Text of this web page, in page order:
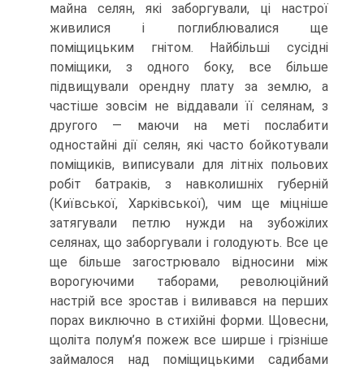
майна селян, які заборгували, ці настрої
живилися і поглиблювалися ще
поміщицьким гнітом. Найбільші сусідні
поміщики, з одного боку, все більше
підвищували орендну плату за землю, а
частіше зовсім не віддавали її селянам, з
другого — маючи на меті послабити
одностайні дії селян, які часто бойкотували
поміщиків, виписували для літніх польових
робіт бат­раків, з навколишніх губерній
(Київської, Харківської), чим ще міцніше
затягували петлю нужди на зубожілих
селянах, що забор­гували і голодують. Все це
ще більше загострювало відносини між
ворогуючими таборами, революційний
настрій все зростав і вили­вався на перших
порах виключно в стихійні форми. Щовесни,
щоліта полум’я пожеж все ширше і грізніше
займалося над поміщицькими садибами